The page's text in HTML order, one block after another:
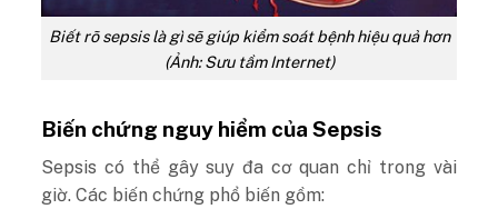
Biết rõ sepsis là gì sẽ giúp kiểm soát bệnh hiệu quả hơn
(Ảnh: Sưu tầm Internet)
Biến chứng nguy hiểm của Sepsis
Sepsis có thể gây suy đa cơ quan chỉ trong vài
giờ. Các biến chứng phổ biến gồm: